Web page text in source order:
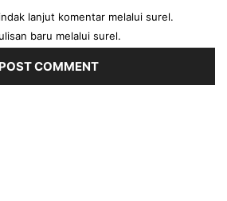
lanjut komentar melalui surel.
baru melalui surel.